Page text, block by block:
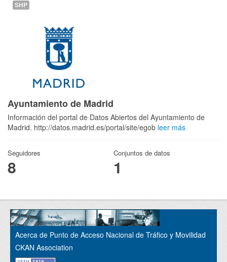
SHP
Ayuntamiento de Madrid
Información del portal de Datos Abiertos del Ayuntamiento de
Madrid. http://datos.madrid.es/portal/site/egob leer más
Seguidores
8
Conjuntos de datos
1
Acerca de Punto de Acceso Nacional de Tráfico y Movilidad
CKAN Association